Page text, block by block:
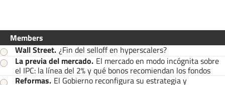
Members
Wall Street. ¿Fin del selloff en hyperscalers?
La previa del mercado. El mercado en modo incógnita sobre
el IPC: la línea del 2% y qué bonos recomiendan los fondos
Reformas. El Gobierno reconfigura su estrategia y